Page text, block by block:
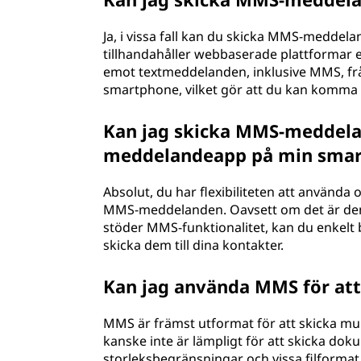
Ja, i vissa fall kan du skicka MMS-
tillhandahåller webbaserade plattformar
emot textmeddelanden, inklusive MMS,
smartphone, vilket gör att du kan
Kan jag skicka MMS-
meddelandeapp på min
Absolut, du har flexibiliteten att använda
MMS-meddelanden. Oavsett om det är
stöder MMS-funktionalitet, kan du
skicka dem till dina kontakter.
Kan jag använda MMS för
MMS är främst utformat för att skicka
kanske inte är lämpligt för att skicka